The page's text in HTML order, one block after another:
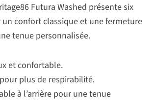
Futura Washed présente six
confort classique et une fermeture
tenue personnalisée.
et confortable.
plus de respirabilité.
à l’arrière pour une tenue